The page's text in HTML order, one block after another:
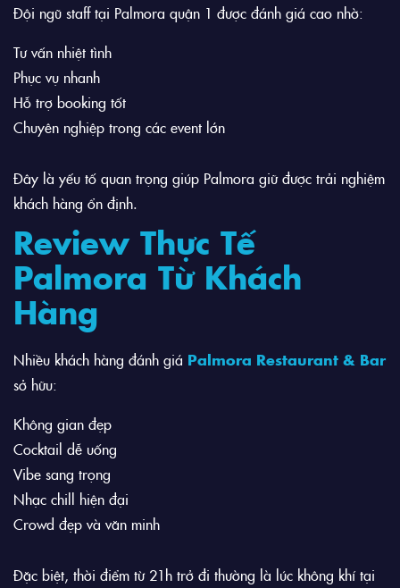
Đội ngũ staff tại Palmora quận 1 được đánh giá cao nhờ:
Tư vấn nhiệt tình
Phục vụ nhanh
Hỗ trợ booking tốt
Chuyên nghiệp trong các event lớn
Đây là yếu tố quan trọng giúp Palmora giữ được trải nghiệm
khách hàng ổn định.
Review Thực Tế
Palmora Từ Khách
Hàng
Nhiều khách hàng đánh giá Palmora Restaurant & Bar
sở hữu:
Không gian đẹp
Cocktail dễ uống
Vibe sang trọng
Nhạc chill hiện đại
Crowd đẹp và văn minh
Đặc biệt, thời điểm từ 21h trở đi thường là lúc không khí tại